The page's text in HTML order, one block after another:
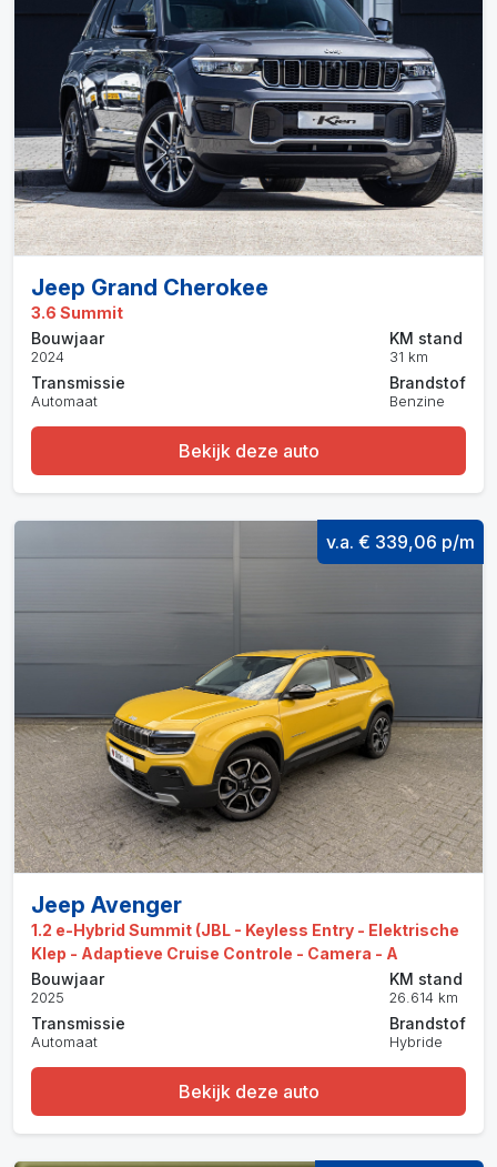
Jeep Grand Cherokee
3.6 Summit
Bouwjaar
2024
Transmissie
Automaat
KM stand
31 km
Brandstof
Benzine
Bekijk deze auto
v.a. € 339,06 p/m
Jeep Avenger
1.2 e-Hybrid Summit (JBL - Keyless Entry - Elektrische
Klep - Adaptieve Cruise Controle - Camera - A
Bouwjaar
2025
Transmissie
Automaat
KM stand
26.614 km
Brandstof
Hybride
Bekijk deze auto